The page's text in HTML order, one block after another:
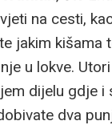
na cesti,
jakim kišama
u lokve.
dijelu gdje i
dva